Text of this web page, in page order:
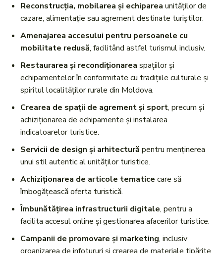
Reconstrucția, mobilarea și echiparea unităților de
cazare, alimentație sau agrement destinate turiștilor.
Amenajarea accesului pentru persoanele cu
mobilitate redusă, facilitând astfel turismul inclusiv.
Restaurarea și recondiționarea spațiilor și
echipamentelor în conformitate cu tradițiile culturale și
spiritul localităților rurale din Moldova.
Crearea de spații de agrement și sport, precum și
achiziționarea de echipamente și instalarea
indicatoarelor turistice.
Servicii de design și arhitectură pentru menținerea
unui stil autentic al unităților turistice.
Achiziționarea de articole tematice care să
îmbogățească oferta turistică.
Îmbunătățirea infrastructurii digitale, pentru a
facilita accesul online și gestionarea afacerilor turistice.
Campanii de promovare și marketing, inclusiv